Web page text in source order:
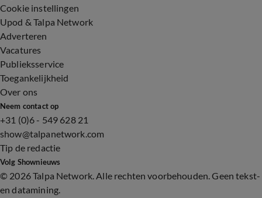
Cookie instellingen
Upod & Talpa Network
Adverteren
Vacatures
Publieksservice
Toegankelijkheid
Over ons
Neem contact op
+31 (0)6 - 549 628 21
show@talpanetwork.com
Tip de redactie
Volg Shownieuws
© 2026 Talpa Network. Alle rechten voorbehouden. Geen tekst-
en datamining.